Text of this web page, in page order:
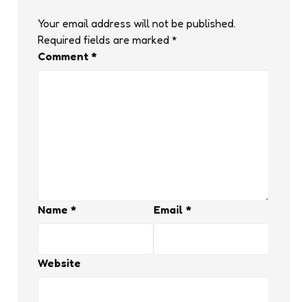
Your email address will not be published.
Required fields are marked *
Comment *
Name * Email *
Website